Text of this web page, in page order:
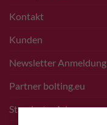
Kontakt
Kunden
Newsletter Anmeldung
Partner bolting.eu
Standort – Adresse